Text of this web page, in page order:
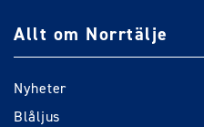
Allt om Norrtälje
Nyheter
Blåljus